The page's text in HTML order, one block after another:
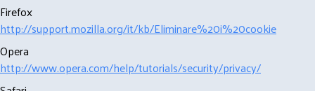
Firefox
http://support.mozilla.org/it/kb/Eliminare%20i%20cookie
Opera
http://www.opera.com/help/tutorials/security/privacy/